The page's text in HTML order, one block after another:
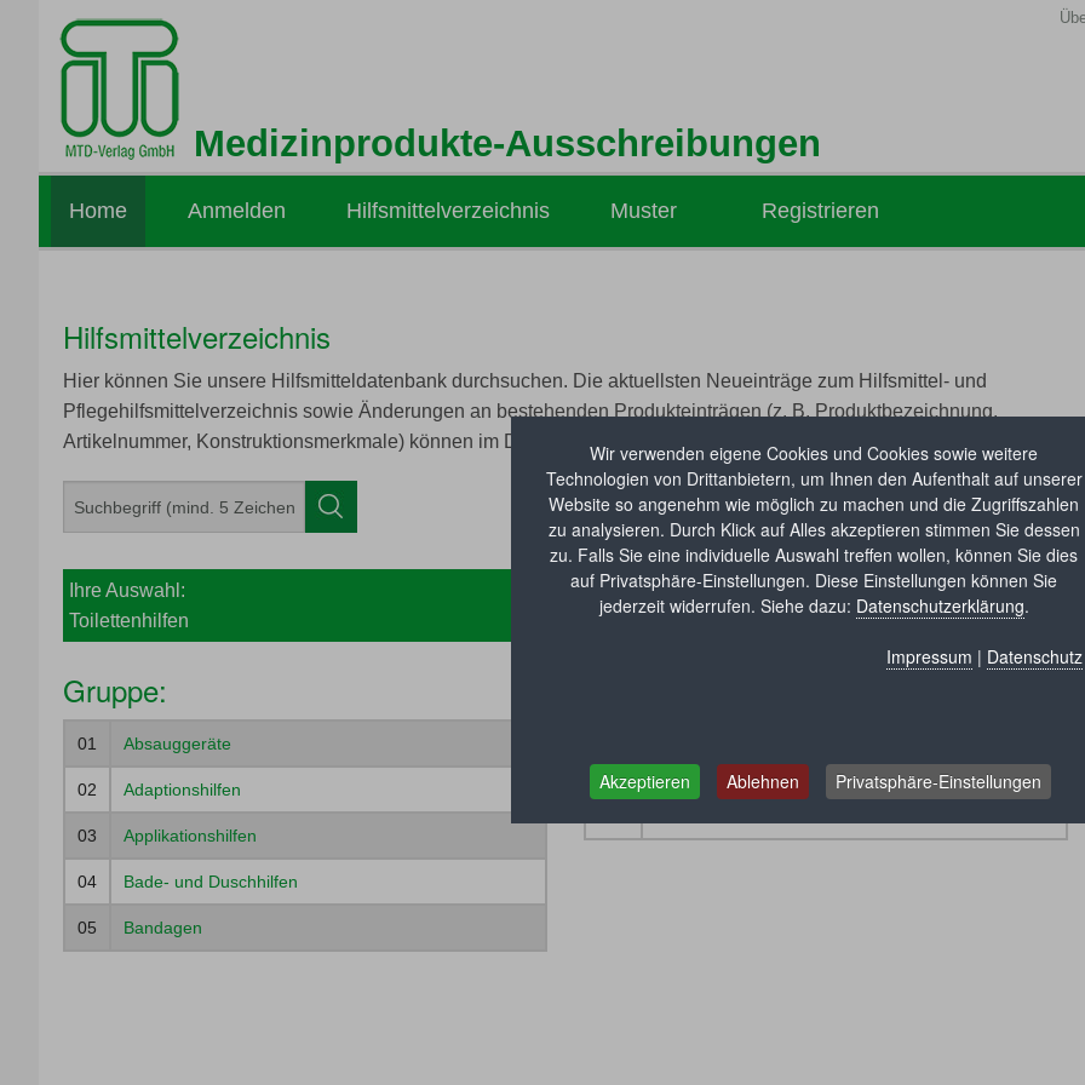
Wir verwenden eigene Cookies und Cookies sowie weitere
Technologien von Drittanbietern, um Ihnen den Aufenthalt auf unserer
Website so angenehm wie möglich zu machen und die Zugriffszahlen
zu analysieren. Durch Klick auf Alles akzeptieren stimmen Sie dessen
zu. Falls Sie eine individuelle Auswahl treffen wollen, können Sie dies
auf Privatsphäre-Einstellungen. Diese Einstellungen können Sie
jederzeit widerrufen. Siehe dazu: Datenschutzerklärung.
Impressum | Datenschutz
Akzeptieren Ablehnen Privatsphäre-Einstellungen
Medizinprodukte-Ausschreibungen
Home Anmelden Hilfsmittelverzeichnis Muster
Hilfsmittel-Vertragsabsichten
Registrieren
Hilfsmittelverzeichnis
Hier können Sie unsere Hilfsmitteldatenbank durchsuchen. Die aktuellsten Neueinträge zum Hilfsmittel- und
Pflegehilfsmittelverzeichnis sowie Änderungen an bestehenden Produkteinträgen (z. B. Produktbezeichnung,
Artikelnummer, Konstruktionsmerkmale) können im Detail beim
Ihre Auswahl:
Toilettenhilfen
Gruppe:
01 Absauggeräte
02 Adaptionshilfen
03 Applikationshilfen
04 Bade- und Duschhilfen
05 Bandagen